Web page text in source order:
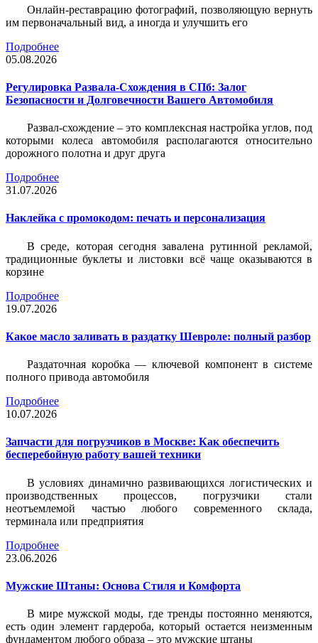
Онлайн-реставрацию фотографий, позволяющую вернуть
им первоначальный вид, а иногда и улучшить его
Подробнее
05.08.2026
Регулировка Развала-Схождения в СПб: Залог
Безопасности и Долговечности Вашего Автомобиля
Развал-схождение – это комплексная настройка углов, под
которыми колеса автомобиля располагаются относительно
дорожного полотна и друг друга
Подробнее
31.07.2026
Наклейка c промокодом: печать и персонализация
В среде, которая сегодня завалена рутинной рекламой,
традиционные буклеты и листовки всё чаще оказываются в
корзине
Подробнее
19.07.2026
Какое масло заливать в раздатку Шевроле: полный разбор
Раздаточная коробка — ключевой компонент в системе
полного привода автомобиля
Подробнее
10.07.2026
Запчасти для погрузчиков в Москве: Как обеспечить
бесперебойную работу вашей техники
В условиях динамично развивающихся логистических и
производственных процессов, погрузчики стали
неотъемлемой частью любого современного склада,
терминала или предприятия
Подробнее
23.06.2026
Мужские Штаны: Основа Стиля и Комфорта
В мире мужской моды, где тренды постоянно меняются,
есть один элемент гардероба, который остается неизменным
фундаментом любого образа – это мужские штаны